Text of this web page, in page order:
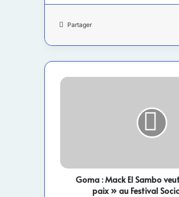
Partager
Goma
paix »
Goma : Mack El Sambo
paix » au Festival